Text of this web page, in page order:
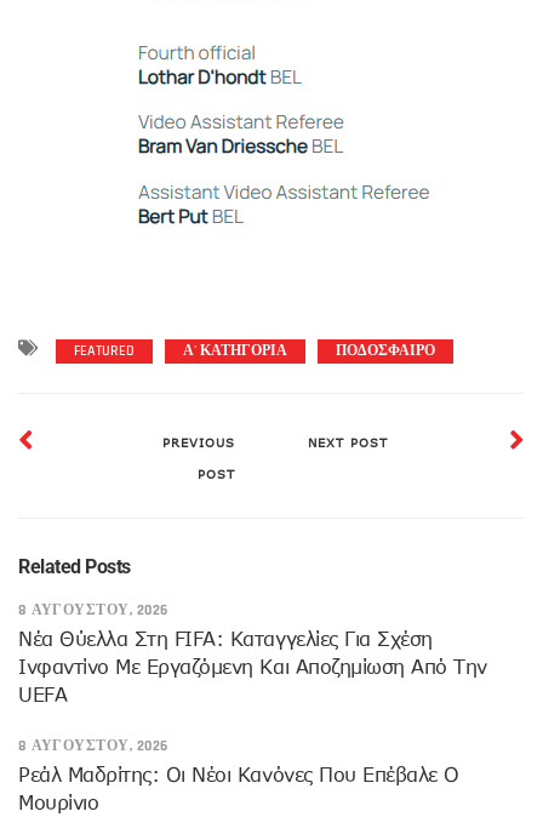
FEATURED Α' ΚΑΤΗΓΟΡΙΑ ΠΟΔΟΣΦΑΙΡΟ
PREVIOUS
POST
NEXT POST
Related Posts
8 ΑΥΓΟΎΣΤΟΥ, 2026
Νέα Θύελλα Στη FIFA: Καταγγελίες Για Σχέση
Ινφαντίνο Με Εργαζόμενη Και Αποζημίωση Από Την
UEFA
8 ΑΥΓΟΎΣΤΟΥ, 2026
Ρεάλ Μαδρίτης: Οι Νέοι Κανόνες Που Επέβαλε Ο
Μουρίνιο